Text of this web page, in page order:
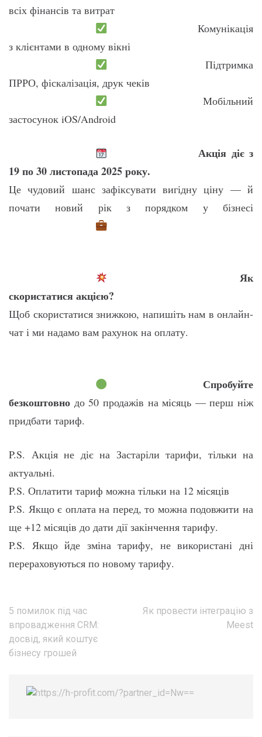
всіх фінансів та витрат
Комунікація
з клієнтами в одному вікні
Підтримка
ПРРО, фіскалізація, друк чеків
Мобільний
застосунок iOS/Android
Акція діє з
19 по 30 листопада 2025 року.
Це чудовий шанс зафіксувати вигідну ціну — й
почати новий рік з порядком у бізнесі
Як
скористатися акцією?
Щоб скористатися знижкою, напишіть нам в онлайн-
чат і ми надамо вам рахунок на оплату.
Спробуйте
безкоштовно до 50 продажів на місяць — перш ніж
придбати тариф.
P.S. Акція не діє на Застаріли тарифи, тільки на
актуальні.
P.S. Оплатити тариф можна тільки на 12 місяців
P.S. Якщо є оплата на перед, то можна подовжити на
ще +12 місяців до дати дії закінчення тарифу.
P.S. Якщо йде зміна тарифу, не використані дні
перераховуються по новому тарифу.
Навігація
записів
5 помилок під час
впровадження CRM:
досвід, який коштує
бізнесу грошей
Як провести інтеграцію з
Meest